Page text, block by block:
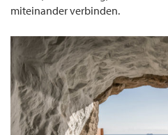
miteinander verbinden.